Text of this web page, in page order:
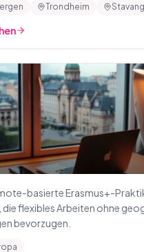
Trondheim
basierte Erasmus+-
die flexibles Arbeiten ohne
bevorzugen.